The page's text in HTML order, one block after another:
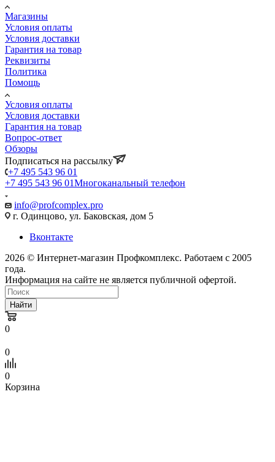
Магазины
Условия оплаты
Условия доставки
Гарантия на товар
Реквизиты
Политика
Помощь
Условия оплаты
Условия доставки
Гарантия на товар
Вопрос-ответ
Обзоры
Подписаться на рассылку
+7 495 543 96 01
+7 495 543 96 01Многоканальный телефон
info@profcomplex.pro
г. Одинцово, ул. Баковская, дом 5
Вконтакте
2026 © Интернет-магазин Профкомплекс. Работаем с 2005
года.
Информация на сайте не является публичной офертой.
Найти
0
0
0
Корзина